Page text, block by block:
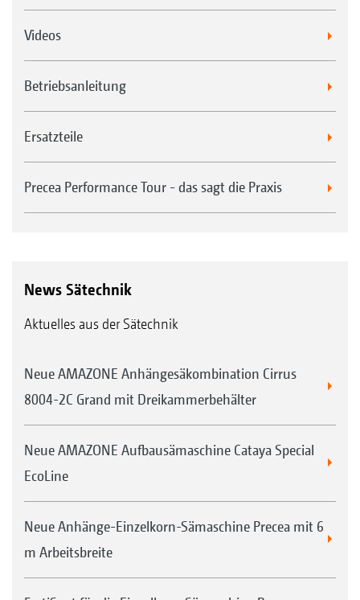
Videos
Betriebsanleitung
Ersatzteile
Precea Performance Tour - das sagt die Praxis
News Sätechnik
Aktuelles aus der Sätechnik
Neue AMAZONE Anhängesäkombination Cirrus
8004-2C Grand mit Dreikammerbehälter
Neue AMAZONE Aufbausämaschine Cataya Special
EcoLine
Neue Anhänge-Einzelkorn-Sämaschine Precea mit 6
m Arbeitsbreite